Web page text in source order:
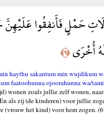
حَمْلٍ فَأَنفِقُوا
أُخْرَى﴿٦﴾
haythu sakantum min wujdikum
faatoohunna ojoorahunna wa/
wonen zoals jullie zelf wonen,
als zij (de kinderen) voor jullie
(vrouw het kind) voor hem zogen.